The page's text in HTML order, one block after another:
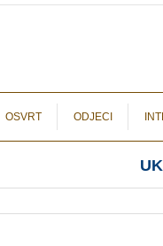
OSVRT ODJECI